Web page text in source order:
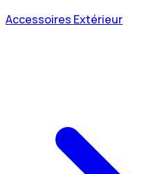
Accessoires Extérieur